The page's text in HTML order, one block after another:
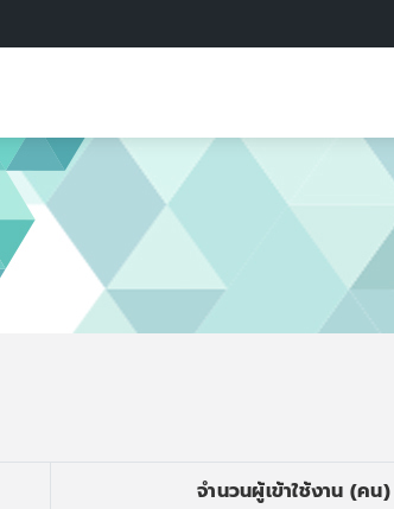
จำนวนผู้เข้าใช้งาน (คน)